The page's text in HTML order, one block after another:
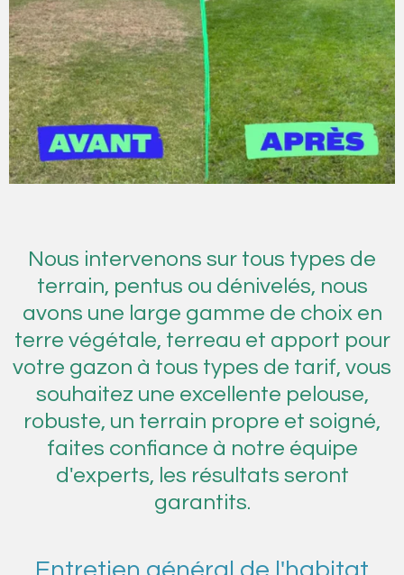
Nous intervenons sur tous types de
terrain, pentus ou dénivelés, nous
avons une large gamme de choix en
terre végétale, terreau et apport pour
votre gazon à tous types de tarif, vous
souhaitez une excellente pelouse,
robuste, un terrain propre et soigné,
faites confiance à notre équipe
d'experts, les résultats seront
garantits.